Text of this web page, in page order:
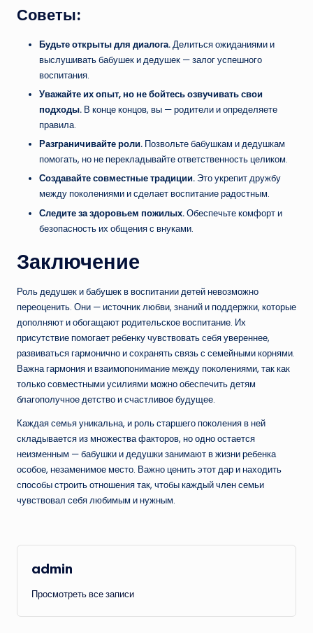
Советы:
Будьте открыты для диалога.Делиться ожиданиями и
выслушивать бабушек и дедушек — залог успешного
воспитания.
Уважайте их опыт, но не бойтесь озвучивать свои
подходы. В конце концов, вы — родители и определяете
правила.
Разграничивайте роли. Позвольте бабушкам и дедушкам
помогать, но не перекладывайте ответственность целиком.
Создавайте совместные традиции. Это укрепит дружбу
между поколениями и сделает воспитание радостным.
Следите за здоровьем пожилых.Обеспечьте комфорт и
безопасность их общения с внуками.
Заключение
Роль дедушек и бабушек в воспитании детей невозможно
переоценить. Они — источник любви, знаний и поддержки, которые
дополняют и обогащают родительское воспитание. Их
присутствие помогает ребенку чувствовать себя увереннее,
развиваться гармонично и сохранять связь с семейными корнями.
Важна гармония и взаимопонимание между поколениями, так как
только совместными усилиями можно обеспечить детям
благополучное детство и счастливое будущее.
Каждая семья уникальна, и роль старшего поколения в ней
складывается из множества факторов, но одно остается
неизменным — бабушки и дедушки занимают в жизни ребенка
особое, незаменимое место. Важно ценить этот дар и находить
способы строить отношения так, чтобы каждый член семьи
чувствовал себя любимым и нужным.
admin
Просмотреть все записи